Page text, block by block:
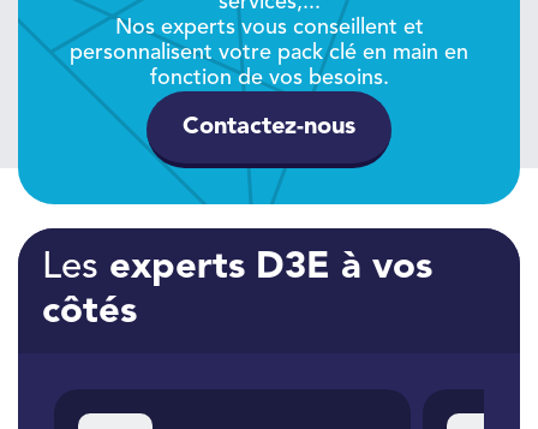
Nos experts vous conseillent et
personnalisent votre pack clé en main en
fonction de vos besoins.
Contactez-nous
Les experts D3E à vos
côtés